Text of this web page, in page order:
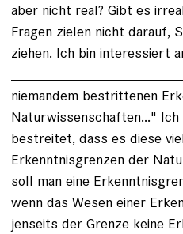
aber nicht real? Gibt es
Fragen zielen nicht darauf,
ziehen. Ich bin interessiert
niemandem bestrittenen
Naturwissenschaften..."
bestreitet, dass es diese
Erkenntnisgrenzen der
soll man eine
wenn das Wesen einer
jenseits der Grenze keine